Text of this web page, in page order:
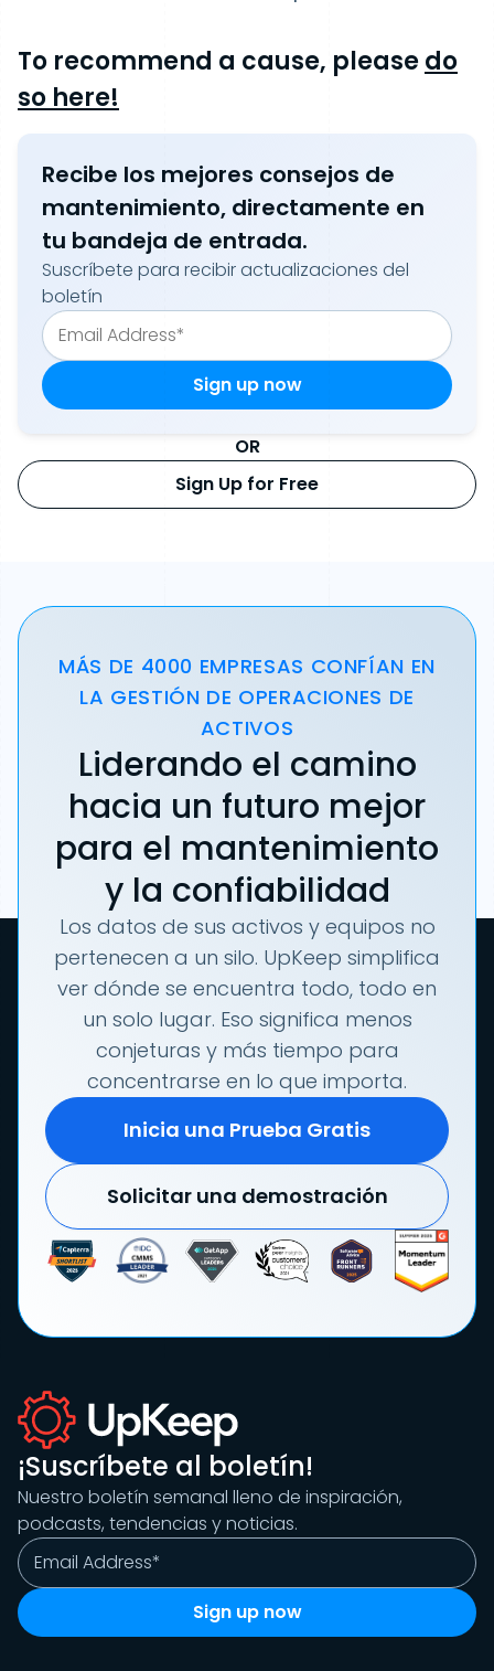
To recommend a cause, pleasedo
so here!
Recibe los mejores consejos de
mantenimiento, directamente en
tu bandeja de entrada.
Suscríbete para recibir actualizaciones del
boletín
OR
Sign Up for Free
MÁS DE 4000 EMPRESAS CONFÍAN EN
LA GESTIÓN DE OPERACIONES DE
ACTIVOS
Liderando el camino
hacia un futuro mejor
para el mantenimiento
y la confiabilidad
Los datos de sus activos y equipos no
pertenecen a un silo. UpKeep simplifica
ver dónde se encuentra todo, todo en
un solo lugar. Eso significa menos
conjeturas y más tiempo para
concentrarse en lo que importa.
Inicia una Prueba Gratis
Solicitar una demostración
¡Suscríbete al boletín!
Nuestro boletín semanal lleno de inspiración,
podcasts, tendencias y noticias.